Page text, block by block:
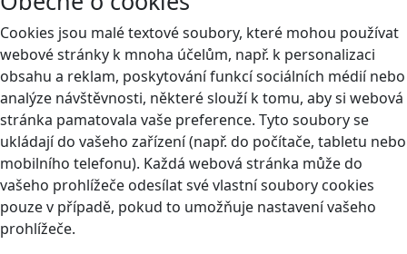
Cookies jsou malé textové soubory, které mohou používat
webové stránky k mnoha účelům, např. k personalizaci
obsahu a reklam, poskytování funkcí sociálních médií nebo
analýze návštěvnosti, některé slouží k tomu, aby si webová
stránka pamatovala vaše preference. Tyto soubory se
ukládají do vašeho zařízení (např. do počítače, tabletu nebo
mobilního telefonu). Každá webová stránka může do
vašeho prohlížeče odesílat své vlastní soubory cookies
pouze v případě, pokud to umožňuje nastavení vašeho
prohlížeče.